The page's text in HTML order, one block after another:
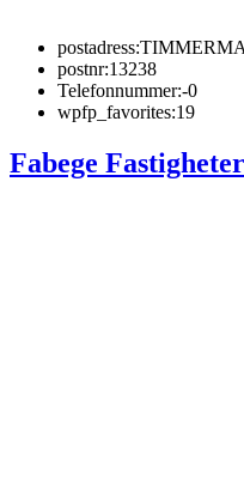
postadress:
postnr:13238
Telefonnummer:-0
wpfp_favorites:19
Fabege